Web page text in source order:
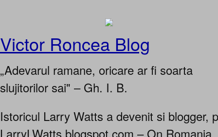
Victor Roncea Blog
„Adevarul ramane, oricare ar fi soarta
slujitorilor sai" – Gh. I. B.
Istoricul Larry Watts a devenit si blogger,
LarryLWatts.blogspot.com – On Romania